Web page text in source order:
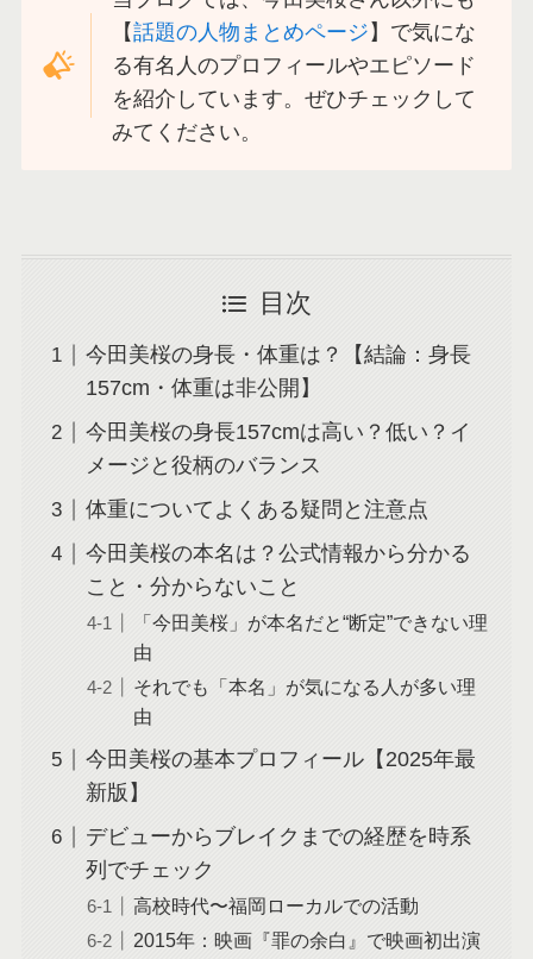
【話題の人物まとめページ 】で気にな
る有名人のプロフィールやエピソード
を紹介しています。ぜひチェックして
みてください。
目次
今田美桜の身長・体重は？【結論：身長
157cm・体重は非公開】
今田美桜の身長157cmは高い？低い？イ
メージと役柄のバランス
体重についてよくある疑問と注意点
今田美桜の本名は？公式情報から分かる
こと・分からないこと
「今田美桜」が本名だと“断定”できない理
由
それでも「本名」が気になる人が多い理
由
今田美桜の基本プロフィール【2025年最
新版】
デビューからブレイクまでの経歴を時系
列でチェック
高校時代〜福岡ローカルでの活動
2015年：映画『罪の余白』で映画初出演